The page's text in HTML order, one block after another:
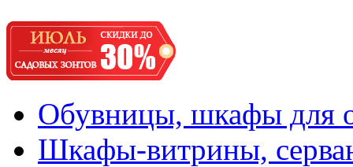
Обувницы, шкафы для
Шкафы-витрины,